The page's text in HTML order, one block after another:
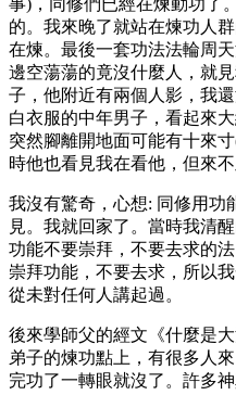
的。我來晚了就站在煉功人
在煉。最後一套功法法輪周
邊空蕩蕩的竟沒什麼人，就
子，他附近有兩個人影，我
白衣服的中年男子，看起來
突然腳離開地面可能有十來
時他也看見我在看他，但來
我沒有驚奇，心想: 同修用功
見。我就回家了。當時我清
功能不要崇拜，不要去求的
崇拜功能，不要去求，所以
從未對任何人講起過。
後來學師父的經文《什麼是
弟子的煉功點上，有很多人
完功了一轉眼就沒了。許多